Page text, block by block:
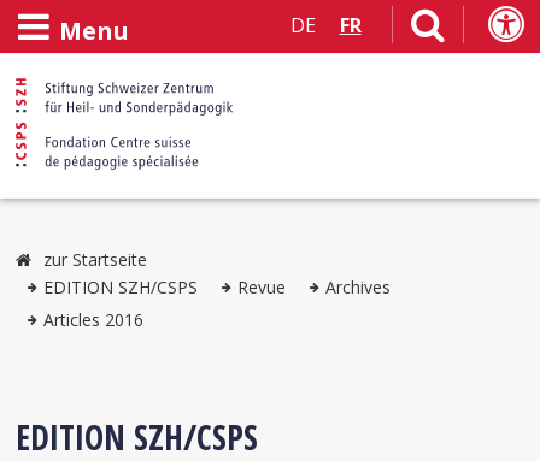
Menu DE FR
zur Startseite
EDITION SZH/CSPS
Revue
Archives
Articles 2016
EDITION SZH/CSPS